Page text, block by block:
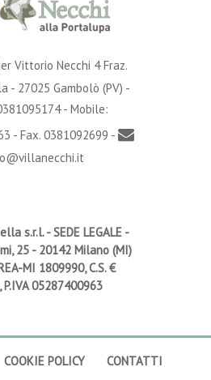
Vittorio Necchi 4 Fraz.
- 27025 Gambolò (PV) -
- Mobile:
- Fax. 0381092699 -
s.r.l. -SEDE LEGALE -
25 - 20142 Milano (MI)
MI 1809990, C.S. €
P.IVA 05287400963
COOKIE POLICY CONTATTI